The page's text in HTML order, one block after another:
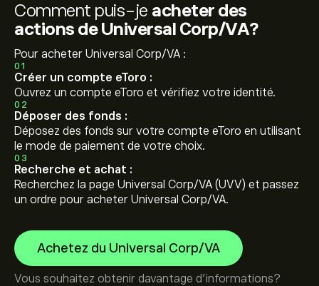
Comment puis-je acheter des
actions de Universal Corp/VA?
Pour acheter Universal Corp/VA :
01
Créer un compte eToro :
Ouvrez un compte eToro et vérifiez votre identité.
02
Déposer des fonds :
Déposez des fonds sur votre compte eToro en utilisant
le mode de paiement de votre choix.
03
Recherche et achat :
Recherchez la page Universal Corp/VA (UVV) et passez
un ordre pour acheter Universal Corp/VA.
Achetez du Universal Corp/VA
Vous souhaitez obtenir davantage d'informations?